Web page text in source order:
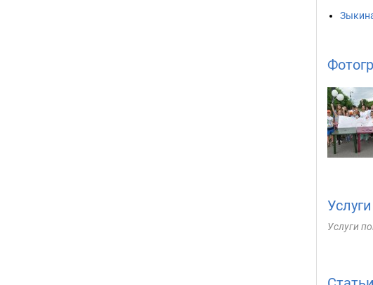
Услуги
Услуги